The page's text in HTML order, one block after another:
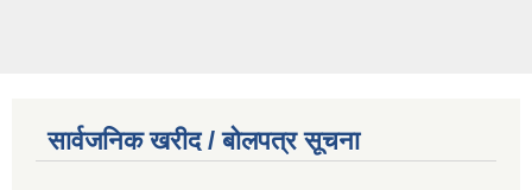
सार्वजनिक खरीद / बोलपत्र सूचना